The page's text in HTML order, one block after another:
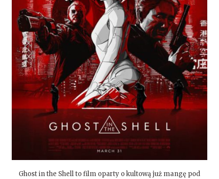
Ghost in the Shell to film oparty o kultową już mangę pod